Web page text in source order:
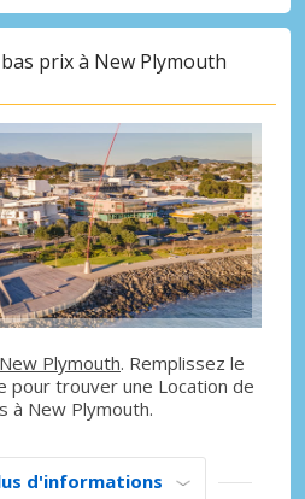
prix à New Plymouth
Plymouth. Remplissez le
pour trouver une Location de
à New Plymouth.
d'informations